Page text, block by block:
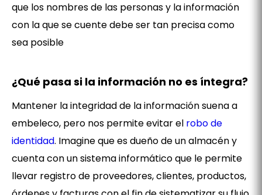
que los nombres de las personas y la información
con la que se cuente debe ser tan precisa como
sea posible
¿Qué pasa si la información no es íntegra?
Mantener la integridad de la información suena a
embeleco, pero nos permite evitar el robo de
identidad. Imagine que es dueño de un almacén y
cuenta con un sistema informático que le permite
llevar registro de proveedores, clientes, productos,